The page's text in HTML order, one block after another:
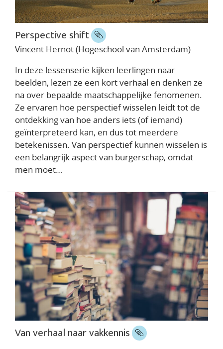
Perspective shift
Vincent Hernot (Hogeschool van Amsterdam)
In deze lessenserie kijken leerlingen naar
beelden, lezen ze een kort verhaal en denken ze
na over bepaalde maatschappelijke fenomenen.
Ze ervaren hoe perspectief wisselen leidt tot de
ontdekking van hoe anders iets (of iemand)
geïnterpreteerd kan, en dus tot meerdere
betekenissen. Van perspectief kunnen wisselen is
een belangrijk aspect van burgerschap, omdat
men moet…
Van verhaal naar vakkennis